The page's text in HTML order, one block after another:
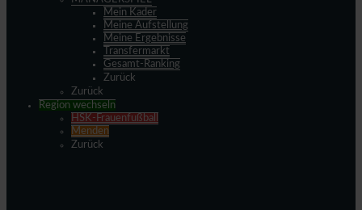
Mein Kader
Meine Aufstellung
Meine Ergebnisse
Transfermarkt
Gesamt-Ranking
Zurück
Zurück
Region wechseln
HSK-Frauenfußball
Menden
Zurück